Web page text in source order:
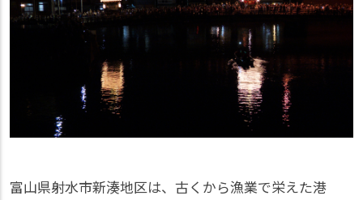
富山県射水市新湊地区は、古くから漁業で栄えた港